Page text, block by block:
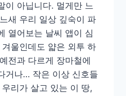
이 아닙니다. 멀게만 느
새 우리 일상 깊숙이 파
열어보는 날씨 앱이 심
울인데도 얇은 외투 하
전과 다르게 장마철에
거나… 작은 이상 신호들
리가 살고 있는 이 땅,